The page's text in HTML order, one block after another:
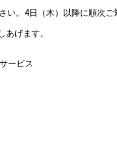
4日（木）以降に順次ご
げます。
ス